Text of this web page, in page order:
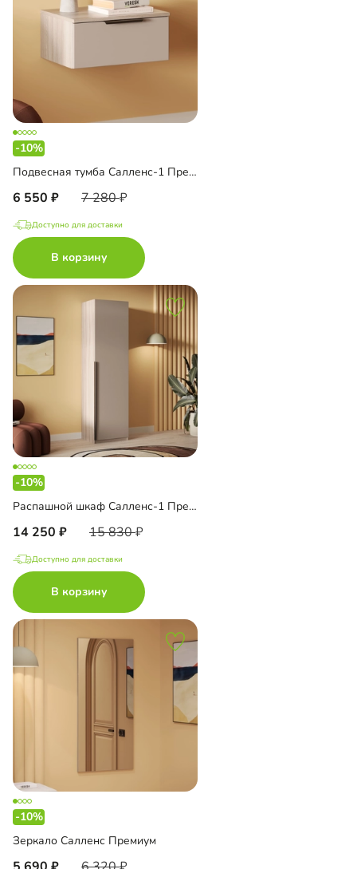
-10%
Подвесная тумба Салленс-1 Премиум
6 550 7 280
Доступно для доставки
В корзину
-10%
Распашной шкаф Салленс-1 Премиум
14 250 15 830
Доступно для доставки
В корзину
-10%
Зеркало Салленс Премиум